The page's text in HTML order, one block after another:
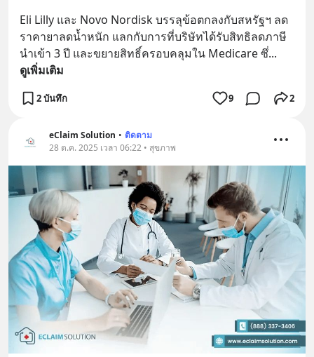
Eli Lilly และ Novo Nordisk บรรลุข้อตกลงกับสหรัฐฯ ลด
ราคายาลดน้ำหนัก แลกกับการที่บริษัทได้รับสิทธิลดภาษี
นำเข้า 3 ปี และขยายสิทธิ์ครอบคลุมใน Medicare ซึ่...
ดูเพิ่มเติม
2 บันทึก 9 2
eClaim Solution • ติดตาม
28 ต.ค. 2025 เวลา 06:22 • สุขภาพ